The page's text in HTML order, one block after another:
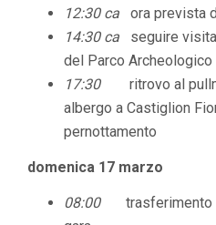
12:30 ca ora prevista
14:30 ca
seguire
del Parco
17:30ritrovo al
albergo a Castiglion
pernottamento
domenica 17 marzo
08:00trasferimento a